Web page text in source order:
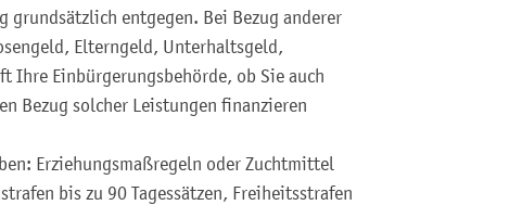
grundsätzlich entgegen. Bei Bezug anderer
Elterngeld, Unterhaltsgeld,
Ihre Einbürgerungsbehörde, ob Sie auch
Bezug solcher Leistungen finanzieren
Erziehungsmaßregeln oder Zuchtmittel
bis zu 90 Tagessätzen, Freiheitsstrafen